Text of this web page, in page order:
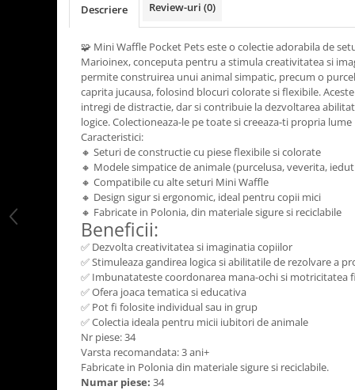
LEGO Architecture
LEGO Speed Champions
Descriere Review-uri (0)
🧩 Mini Waffle Pocket Pets este o colectie adorabila de
Marioinex, conceputa pentru a stimula creativitatea si
permite construirea unui animal simpatic, precum o
caprita jucausa, folosind blocuri colorate si flexibile.
intregi de distractie, dar si contribuie la dezvoltarea
logice. Colectioneaza-le pe toate si creeaza-ti propria
Caracteristici:
🔸 Seturi de constructie cu piese flexibile si colorate
🔸 Modele simpatice de animale (purcelusa, veverita,
🔸 Compatibile cu alte seturi Mini Waffle
🔸 Design sigur si ergonomic, ideal pentru copii mici
🔸 Fabricate in Polonia, din materiale sigure si reciclabile
Beneficii:
✅ Dezvolta creativitatea si imaginatia copiilor
✅ Stimuleaza gandirea logica si abilitatile de rezolvare a
✅ Imbunatateste coordonarea mana-ochi si motricitatea
✅ Ofera joaca tematica si educativa
✅ Pot fi folosite individual sau in grup
✅ Colectia ideala pentru micii iubitori de animale
Nr piese: 34
Varsta recomandata: 3 ani+
Fabricate in Polonia din materiale sigure si reciclabile.
Numar piese: 34